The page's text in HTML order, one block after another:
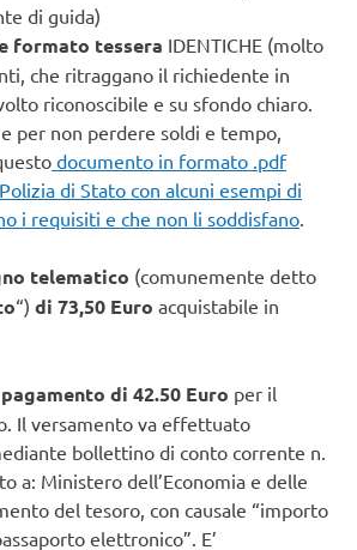
di guida)
formato tessera IDENTICHE (molto
che ritraggano il richiedente in
riconoscibile e su sfondo chiaro.
per non perdere soldi e tempo,
documento in formato .pdf
di Stato con alcuni esempi di
i requisiti e che non li soddisfano
telematico (comunemente detto
“) di 73,50 Euro acquistabile in
di 42.50 Euro per il
Il versamento va effettuato
bollettino di conto corrente n.
a: Ministero dell’Economia e delle
del tesoro, con causale “importo
elettronico”. E’